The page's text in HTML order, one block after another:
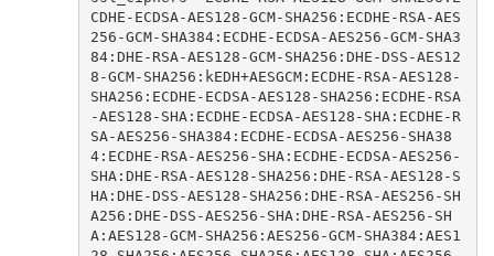
CDHE-ECDSA-AES128-GCM-SHA256:ECDHE-RSA-AES
256-GCM-SHA384:ECDHE-ECDSA-AES256-GCM-SHA3
84:DHE-RSA-AES128-GCM-SHA256:DHE-DSS-AES12
8-GCM-SHA256:kEDH+AESGCM:ECDHE-RSA-AES128-
SHA256:ECDHE-ECDSA-AES128-SHA256:ECDHE-RSA
-AES128-SHA:ECDHE-ECDSA-AES128-SHA:ECDHE-R
SA-AES256-SHA384:ECDHE-ECDSA-AES256-SHA38
4:ECDHE-RSA-AES256-SHA:ECDHE-ECDSA-AES256-
SHA:DHE-RSA-AES128-SHA256:DHE-RSA-AES128-S
HA:DHE-DSS-AES128-SHA256:DHE-RSA-AES256-SH
A256:DHE-DSS-AES256-SHA:DHE-RSA-AES256-SH
A:AES128-GCM-SHA256:AES256-GCM-SHA384:AES1